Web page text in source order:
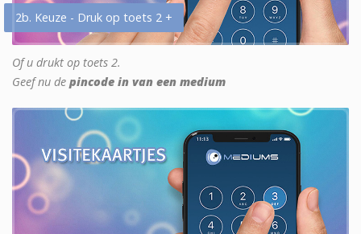
2b. Keuze - Druk op toets 2 +
Of u drukt op toets 2.
Geef nu de pincode in van een medium